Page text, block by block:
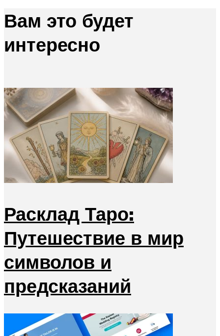
Вам это будет
интересно
Расклад Таро:
Путешествие в мир
символов и
предсказаний